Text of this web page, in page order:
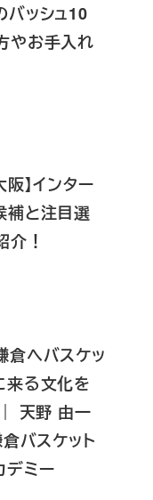
バッシュ10
やお手入れ
】インター
補と注目選
介！
倉へバスケッ
来る文化を
天野 由一
バスケット
デミー